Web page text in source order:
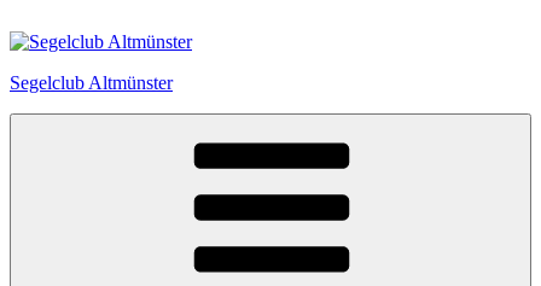
Inhalt
Segelclub Altmünster